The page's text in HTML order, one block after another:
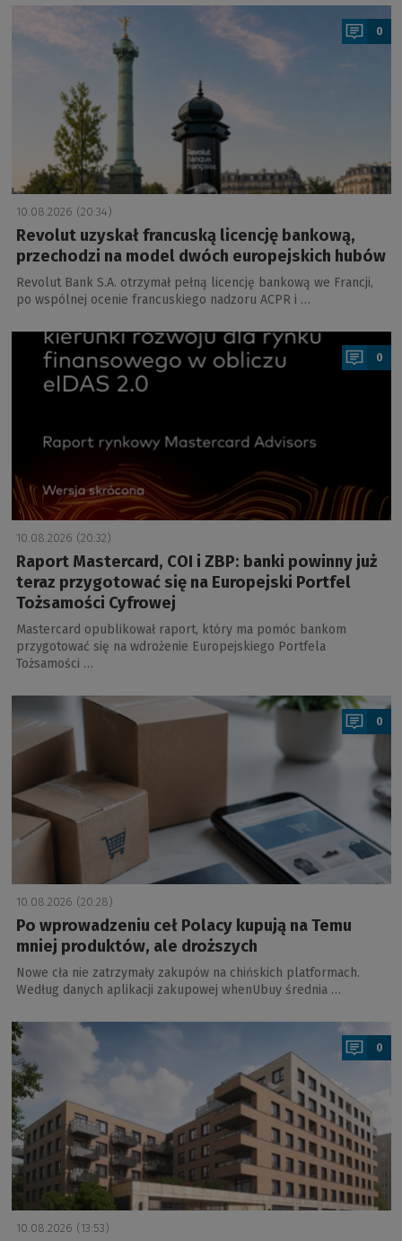
0
10.08.2026 (20:34)
Revolut uzyskał francuską licencję bankową,
przechodzi na model dwóch europejskich hubów
Revolut Bank S.A. otrzymał pełną licencję bankową we Francji,
po wspólnej ocenie francuskiego nadzoru ACPR i …
a
0
10.08.2026 (20:32)
Raport Mastercard, COI i ZBP: banki powinny już
teraz przygotować się na Europejski Portfel
Tożsamości Cyfrowej
Mastercard opublikował raport, który ma pomóc bankom
przygotować się na wdrożenie Europejskiego Portfela
Tożsamości …
a
0
10.08.2026 (20:28)
Po wprowadzeniu ceł Polacy kupują na Temu
mniej produktów, ale droższych
Nowe cła nie zatrzymały zakupów na chińskich platformach.
Według danych aplikacji zakupowej whenUbuy średnia …
a
0
10.08.2026 (13:53)